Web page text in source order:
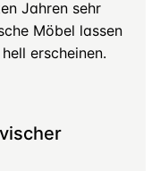
Jahren sehr
Möbel lassen
erscheinen.